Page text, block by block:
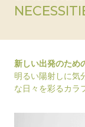
新しい出発のため
明るい陽射しに気
な日々を彩るカラ